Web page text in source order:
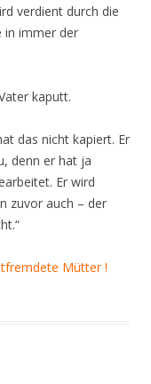
verdient durch die
in immer der
kaputt.
das nicht kapiert. Er
denn er hat ja
Er wird
zuvor auch – der
Mütter !